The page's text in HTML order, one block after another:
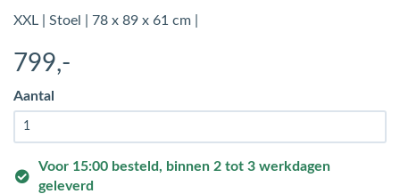
XXL | Stoel | 78 x 89 x 61 cm |
799,-
Aantal
Voor 15:00 besteld, binnen 2 tot 3 werkdagen
geleverd